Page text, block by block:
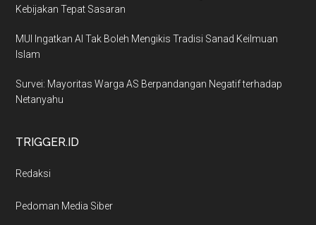
Kebijakan Tepat Sasaran
MUI Ingatkan AI Tak Boleh Mengikis Tradisi Sanad Keilmuan
Islam
Survei: Mayoritas Warga AS Berpandangan Negatif terhadap
Netanyahu
TRIGGER.ID
Redaksi
Pedoman Media Siber